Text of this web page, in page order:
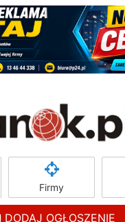
Firmy
DODAJ OGŁOSZENIE